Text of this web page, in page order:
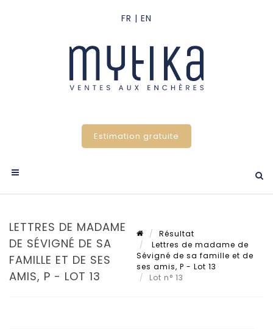
Estimation gratuite
LETTRES DE MADAME
DE SÉVIGNÉ DE SA
FAMILLE ET DE SES
AMIS, P - LOT 13
Résultat
Lettres de madame de
Sévigné de sa famille et de
ses amis, P - Lot 13
Lot n° 13